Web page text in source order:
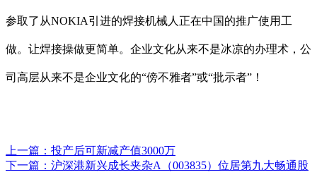
参取了从NOKIA引进的焊接机械人正在中国的推广使用工
做。让焊接操做更简单。企业文化从来不是冰凉的办理术，公
司高层从来不是企业文化的“傍不雅者”或“批示者”！
上一篇： 投产后可新减产值3000万
下一篇： 沪深港新兴成长夹杂A（003835）位居第九大畅通股